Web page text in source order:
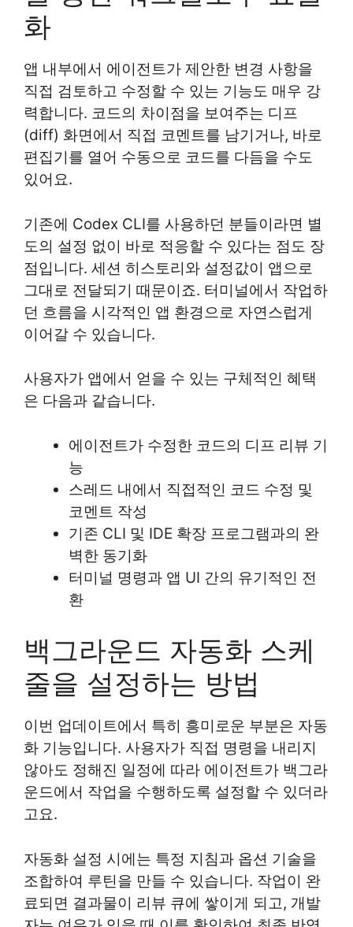
화
앱 내부에서 에이전트가 제안한 변경 사항을
직접 검토하고 수정할 수 있는 기능도 매우 강
력합니다. 코드의 차이점을 보여주는 디프
(diff) 화면에서 직접 코멘트를 남기거나, 바로
편집기를 열어 수동으로 코드를 다듬을 수도
있어요.
기존에 Codex CLI를 사용하던 분들이라면 별
도의 설정 없이 바로 적응할 수 있다는 점도 장
점입니다. 세션 히스토리와 설정값이 앱으로
그대로 전달되기 때문이죠. 터미널에서 작업하
던 흐름을 시각적인 앱 환경으로 자연스럽게
이어갈 수 있습니다.
사용자가 앱에서 얻을 수 있는 구체적인 혜택
은 다음과 같습니다.
에이전트가 수정한 코드의 디프 리뷰 기
능
스레드 내에서 직접적인 코드 수정 및
코멘트 작성
기존 CLI 및 IDE 확장 프로그램과의 완
벽한 동기화
터미널 명령과 앱 UI 간의 유기적인 전
환
백그라운드 자동화 스케
줄을 설정하는 방법
이번 업데이트에서 특히 흥미로운 부분은 자동
화 기능입니다. 사용자가 직접 명령을 내리지
않아도 정해진 일정에 따라 에이전트가 백그라
운드에서 작업을 수행하도록 설정할 수 있더라
고요.
자동화 설정 시에는 특정 지침과 옵션 기술을
조합하여 루틴을 만들 수 있습니다. 작업이 완
료되면 결과물이 리뷰 큐에 쌓이게 되고, 개발